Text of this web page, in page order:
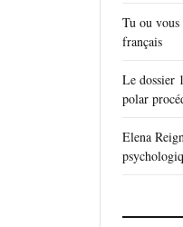
Tu ou
français
Le dossier
polar
Elena